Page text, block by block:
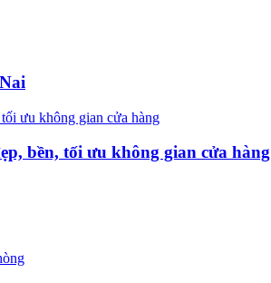
bền, tối ưu không gian cửa hàng